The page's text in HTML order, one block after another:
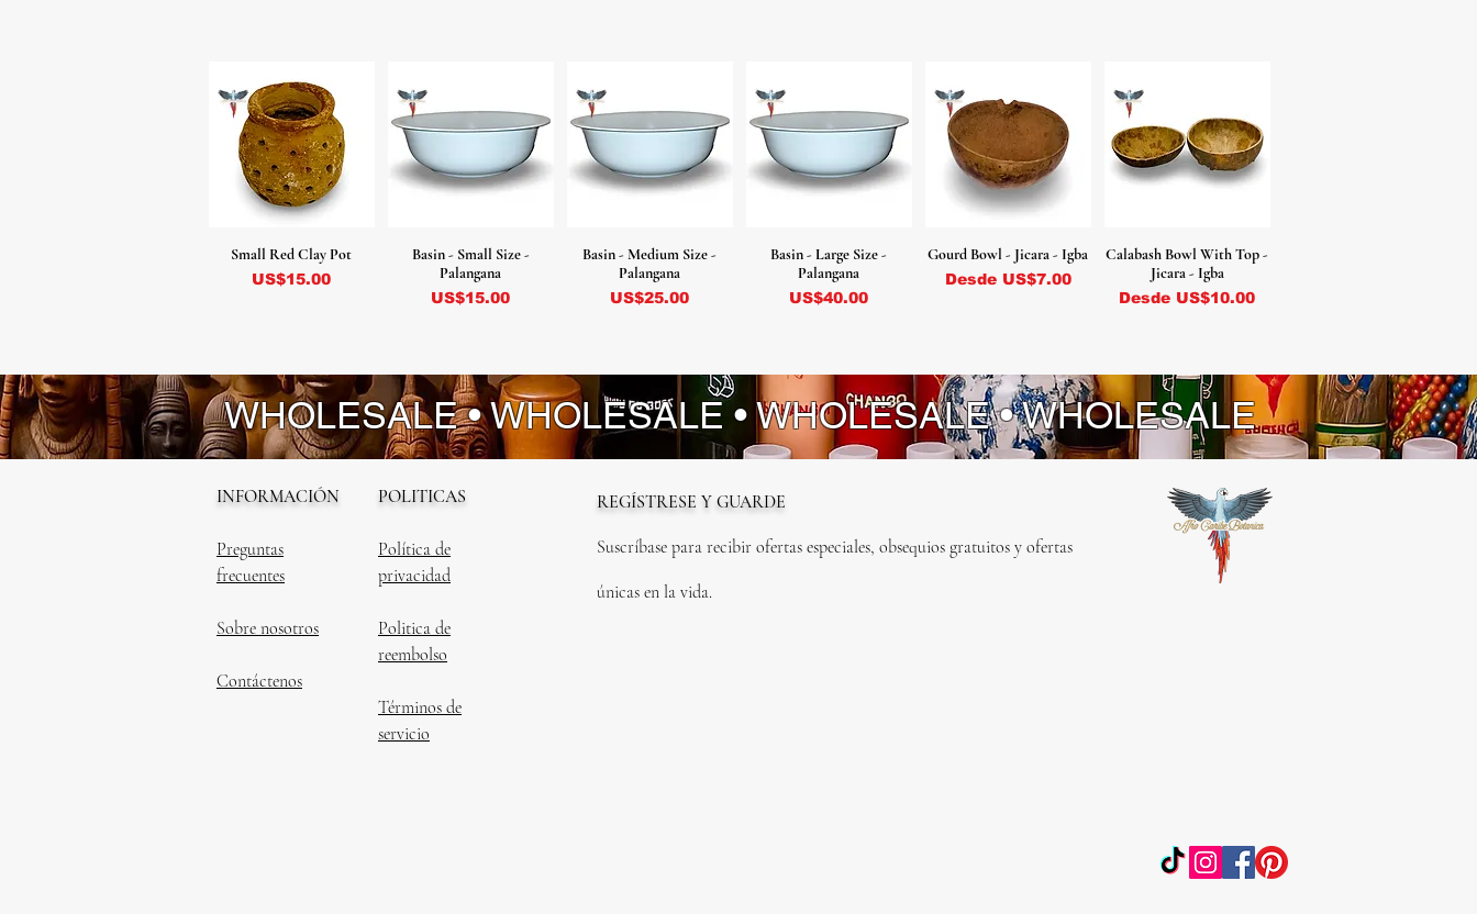
Small Red Clay Pot
Precio
US$15.00
Basin - Small Size -
Palangana
Precio
US$15.00
Basin - Medium Size -
Palangana
Precio
US$25.00
Basin - Large Size -
Palangana
Precio
US$40.00
Gourd Bowl - Jicara - Igba
Desde US$7.00
Precio de oferta
Calabash Bowl With Top -
Jicara - Igba
Desde US$10.00
Precio de oferta
WHOLESALE • WHOLESALE • WHOLESALE • WHOLESALE
INFORMACIÓN
Preguntas
frecuentes
Sobre nosotros
Contáctenos
POLITICAS
Política de
privacidad
Politica de
reembolso
Términos de
servicio
REGÍSTRESE Y GUARDE
Suscríbase para recibir ofertas especiales, obsequios gratuitos y ofertas
únicas en la vida.